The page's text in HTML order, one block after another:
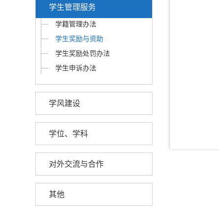
学生管理服务
学籍管理办法
学生奖励与资助
学生奖励处罚办法
学生申诉办法
学风建设
学位、学科
对外交流与合作
其他